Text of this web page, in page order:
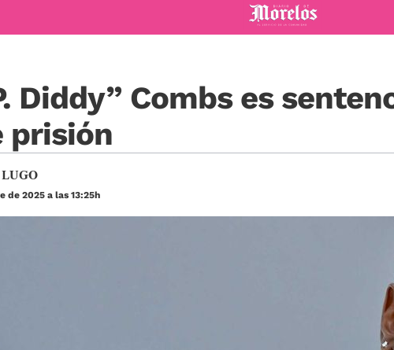
Diario de Morelos
Diddy” Combs es
prisión
de 2025 a las 13:25h